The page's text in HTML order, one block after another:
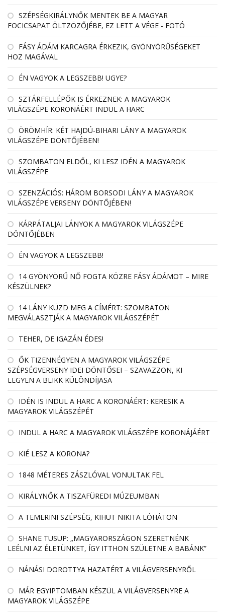
SZÉPSÉGKIRÁLYNŐK MENTEK BE A MAGYAR
FOCICSAPAT ÖLTZÖZŐJÉBE, EZ LETT A VÉGE - FOTÓ
FÁSY ÁDÁM KARCAGRA ÉRKEZIK, GYÖNYÖRŰSÉGEKET
HOZ MAGÁVAL
ÉN VAGYOK A LEGSZEBB! UGYE?
SZTÁRFELLÉPŐK IS ÉRKEZNEK: A MAGYAROK
VILÁGSZÉPE KORONÁÉRT INDUL A HARC
ÖRÖMHÍR: KÉT HAJDÚ-BIHARI LÁNY A MAGYAROK
VILÁGSZÉPE DÖNTŐJÉBEN!
SZOMBATON ELDŐL, KI LESZ IDÉN A MAGYAROK
VILÁGSZÉPE
SZENZÁCIÓS: HÁROM BORSODI LÁNY A MAGYAROK
VILÁGSZÉPE VERSENY DÖNTŐJÉBEN!
KÁRPÁTALJAI LÁNYOK A MAGYAROK VILÁGSZÉPE
DÖNTŐJÉBEN
ÉN VAGYOK A LEGSZEBB!
14 GYÖNYÖRŰ NŐ FOGTA KÖZRE FÁSY ÁDÁMOT – MIRE
KÉSZÜLNEK?
14 LÁNY KÜZD MEG A CÍMÉRT: SZOMBATON
MEGVÁLASZTJÁK A MAGYAROK VILÁGSZÉPÉT
TEHER, DE IGAZÁN ÉDES!
ŐK TIZENNÉGYEN A MAGYAROK VILÁGSZÉPE
SZÉPSÉGVERSENY IDEI DÖNTŐSEI – SZAVAZZON, KI
LEGYEN A BLIKK KÜLÖNDÍJASA
IDÉN IS INDUL A HARC A KORONÁÉRT: KERESIK A
MAGYAROK VILÁGSZÉPÉT
INDUL A HARC A MAGYAROK VILÁGSZÉPE KORONÁJÁÉRT
KIÉ LESZ A KORONA?
1848 MÉTERES ZÁSZLÓVAL VONULTAK FEL
KIRÁLYNŐK A TISZAFÜREDI MÚZEUMBAN
A TEMERINI SZÉPSÉG, KIHUT NIKITA LÓHÁTON
SHANE TUSUP: „MAGYARORSZÁGON SZERETNÉNK
LEÉLNI AZ ÉLETÜNKET, ÍGY ITTHON SZÜLETNE A BABÁNK”
NÁNÁSI DOROTTYA HAZATÉRT A VILÁGVERSENYRŐL
MÁR EGYIPTOMBAN KÉSZÜL A VILÁGVERSENYRE A
MAGYAROK VILÁGSZÉPE